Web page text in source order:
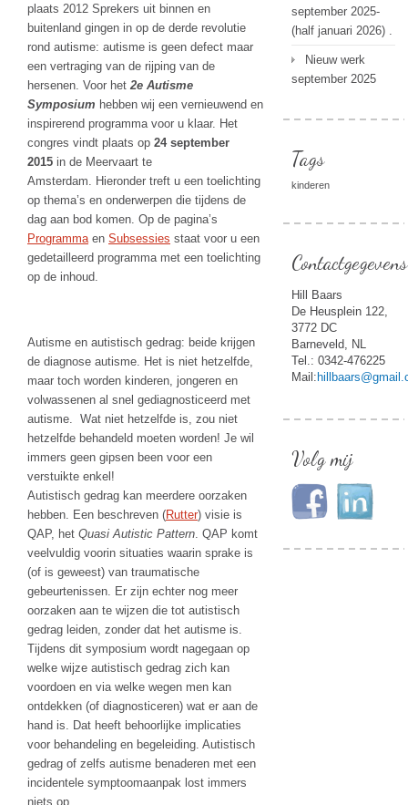
plaats 2012 Sprekers uit binnen en
buitenland gingen in op de derde revolutie
rond autisme: autisme is geen defect maar
een vertraging van de rijping van de
hersenen. Voor het 2e Autisme
Symposium hebben wij een vernieuwend en
inspirerend programma voor u klaar. Het
congres vindt plaats op 24 september
2015 in de Meervaart te
Amsterdam. Hieronder treft u een toelichting
op thema’s en onderwerpen die tijdens de
dag aan bod komen. Op de pagina’s
Programma en Subsessies staat voor u een
gedetailleerd programma met een toelichting
op de inhoud.
Autisme en autistisch gedrag: beide krijgen
de diagnose autisme. Het is niet hetzelfde,
maar toch worden kinderen, jongeren en
volwassenen al snel gediagnosticeerd met
autisme. Wat niet hetzelfde is, zou niet
hetzelfde behandeld moeten worden! Je wil
immers geen gipsen been voor een
verstuikte enkel!
Autistisch gedrag kan meerdere oorzaken
hebben. Een beschreven (Rutter) visie is
QAP, het Quasi Autistic Pattern . QAP komt
veelvuldig voorin situaties waarin sprake is
(of is geweest) van traumatische
gebeurtenissen. Er zijn echter nog meer
oorzaken aan te wijzen die tot autistisch
gedrag leiden, zonder dat het autisme is.
Tijdens dit symposium wordt nagegaan op
welke wijze autistisch gedrag zich kan
voordoen en via welke wegen men kan
ontdekken (of diagnosticeren) wat er aan de
hand is. Dat heeft behoorlijke implicaties
voor behandeling en begeleiding. Autistisch
gedrag of zelfs autisme benaderen met een
incidentele symptoomaanpak lost immers
niets op.
september 2025-
(half januari 2026) .
Nieuw werk
september 2025
Tags
kinderen
Hill Baars
De Heusplein 122,
3772 DC
Barneveld, NL
Tel.: 0342-476225
Mail:
Volg mij